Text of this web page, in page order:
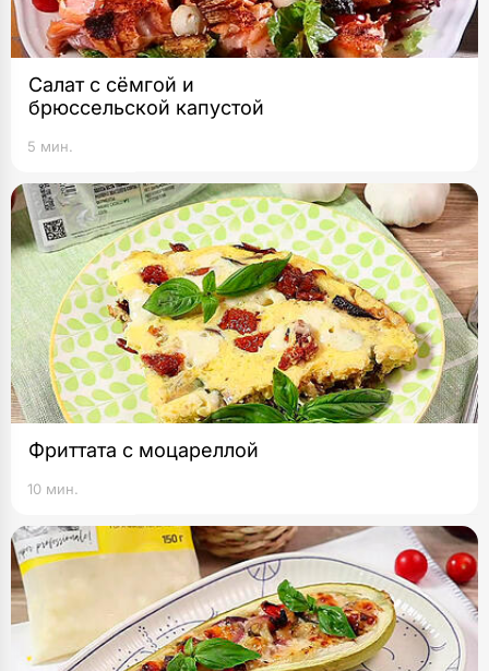
Салат с сёмгой и
брюссельской капустой
5 мин.
Фриттата с моцареллой
10 мин.